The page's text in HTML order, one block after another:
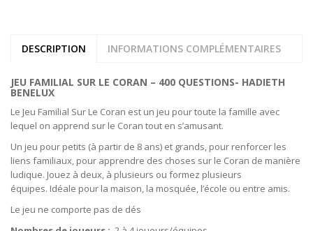
DESCRIPTION INFORMATIONS COMPLÉMENTAIRES
JEU FAMILIAL SUR LE CORAN – 400 QUESTIONS- HADIETH
BENELUX
Le Jeu Familial Sur Le Coran est un jeu pour toute la famille avec
lequel on apprend sur le Coran tout en s’amusant.
Un jeu pour petits (à partir de 8 ans) et grands, pour renforcer les
liens familiaux, pour apprendre des choses sur le Coran de manière
ludique. Jouez à deux, à plusieurs ou formez plusieurs
équipes. Idéale pour la maison, la mosquée, l’école ou entre amis.
Le jeu ne comporte pas de dés